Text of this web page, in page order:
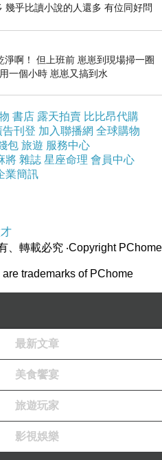
幾乎比讀小說的人還多 有位同好問
說為什麼高中文學獎的
啊！ 但上班前 崽崽到現場掃一圈
一個小時 崽崽又搞到水
書店 露天拍賣 比比昂代購
告刊登 加入聯播網 全球購物
包 旅遊 服務中心
將 雜誌 星座命理 會員中心
業簡訊
、轉載必究 ‧Copyright PChome
trademarks of PChome
最新文章
美食饗宴
旅遊玩家
影視娛樂